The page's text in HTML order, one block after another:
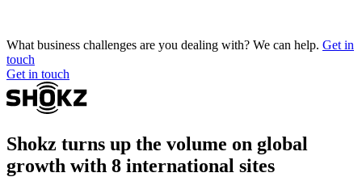
What business challenges are you dealing with? We can help. Get in
touch
Get in touch
Shokz turns up the volume on global
growth with 8 international sites